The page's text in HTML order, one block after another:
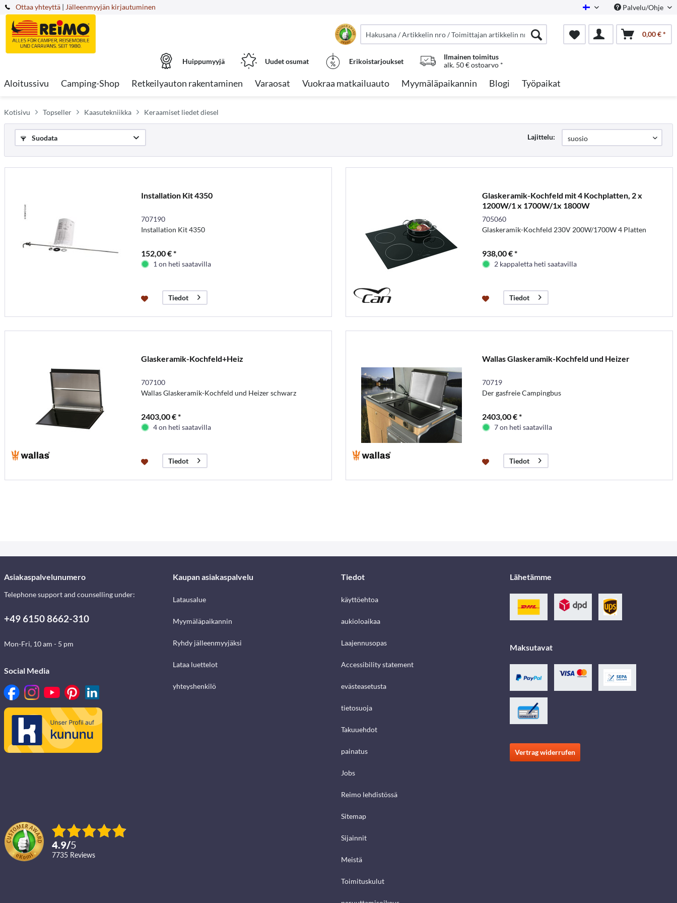
Ottaa yhteyttä Finnish Palvelu/Ohje
| Jälleenmyyjän kirjautuminen
0,00 € *
Huippumyyjä Uudet osumat Erikoistarjoukset
Ilmainen toimitus
alk. 50 € ostoarvo *
Aloitussivu Camping-Shop Retkeilyauton rakentaminen Varaosat Vuokraa matkailuauto Myymäläpaikannin Blogi Työpaikat
Kotisivu Topseller Kaasutekniikka Keraamiset liedet diesel
Suodata Lajittelu:
Installation Kit 4350
707190
Installation Kit 4350
152,00 € *
1 on heti saatavilla
Tiedot
Glaskeramik-Kochfeld mit 4 Kochplatten, 2 x
1200W/1 x 1700W/1x 1800W
705060
Glaskeramik-Kochfeld 230V 200W/1700W 4 Platten
938,00 € *
2 kappaletta heti saatavilla
Tiedot
Glaskeramik-Kochfeld+Heiz
707100
Wallas Glaskeramik-Kochfeld und Heizer schwarz
2403,00 € *
4 on heti saatavilla
Tiedot
Wallas Glaskeramik-Kochfeld und Heizer
70719
Der gasfreie Campingbus
2403,00 € *
7 on heti saatavilla
Tiedot
Asiakaspalvelunumero
Telephone support and counselling under:
+49 6150 8662-310
Mon-Fri, 10 am - 5 pm
Social Media
4.9/5
7735 reviews
Kaupan asiakaspalvelu
Latausalue
Myymäläpaikannin
Ryhdy jälleenmyyjäksi
Lataa luettelot
yhteyshenkilö
Tiedot
käyttöehtoa
aukioloaikaa
Laajennusopas
Accessibility statement
evästeasetusta
tietosuoja
Takuuehdot
painatus
Jobs
Reimo lehdistössä
Sitemap
Sijainnit
Meistä
Toimituskulut
Lähetämme
Maksutavat
Vertrag widerrufen